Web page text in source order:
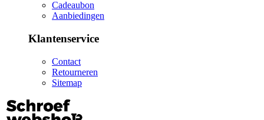
Cadeaubon
Aanbiedingen
Klantenservice
Contact
Retourneren
Sitemap